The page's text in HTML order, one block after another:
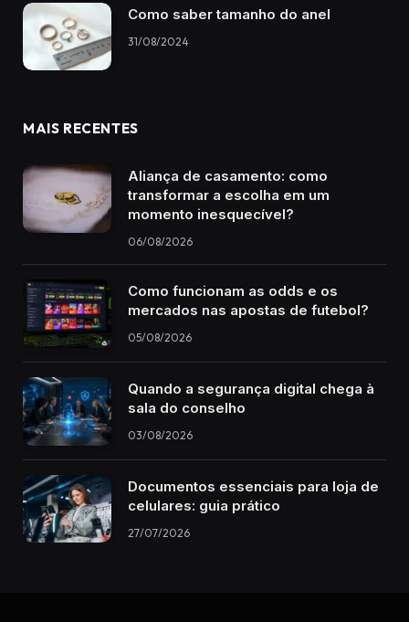
Como saber tamanho do anel
31/08/2024
MAIS RECENTES
Aliança de casamento: como
transformar a escolha em um
momento inesquecível?
06/08/2026
Como funcionam as odds e os
mercados nas apostas de futebol?
05/08/2026
Quando a segurança digital chega à
sala do conselho
03/08/2026
Documentos essenciais para loja de
celulares: guia prático
27/07/2026